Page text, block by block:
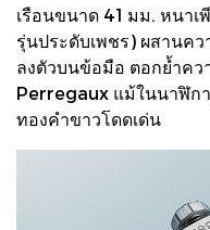
เรือนขนาด 41 มม. หนาเ
รุ่นประดับเพชร) ผสานค
ลงตัวบนข้อมือ ตอกย้ำค
Perregaux แม้ในนาฬิก
ทองคำขาวโดดเด่น